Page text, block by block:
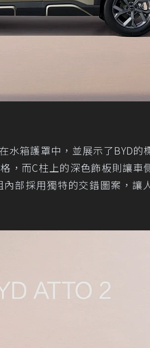
水箱護罩中，並展示了BYD的
，而C柱上的深色飾板則讓車
部採用獨特的交錯圖案，讓